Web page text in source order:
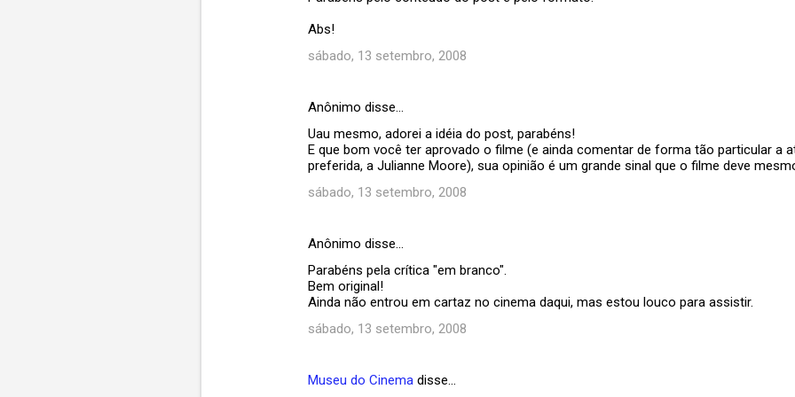
Abs!
sábado, 13 setembro, 2008
Anônimo disse…
Uau mesmo, adorei a idéia do post, parabéns!
E que bom você ter aprovado o filme (e ainda comentar de forma tão particular a
preferida, a Julianne Moore), sua opinião é um grande sinal que o filme deve
sábado, 13 setembro, 2008
Anônimo disse…
Parabéns pela crítica "em branco".
Bem original!
Ainda não entrou em cartaz no cinema daqui, mas estou louco para assistir.
sábado, 13 setembro, 2008
Museu do Cinema disse…